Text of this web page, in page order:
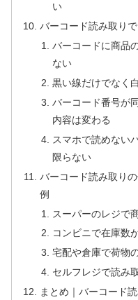
い
バーコード読み取り
バーコードに商品
ない
黒い線だけでなく
バーコード番号が
内容は変わる
スマホで読めない
限らない
バーコード読み取り
例
スーパーのレジで
コンビニで在庫数
宅配や倉庫で荷物
セルフレジで読み
まとめ｜バーコード